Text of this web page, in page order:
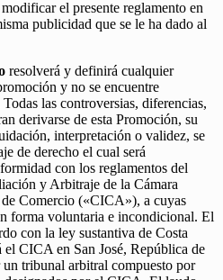
el presente reglamento en
publicidad que se le ha dado al
resolverá y definirá cualquier
y no se encuentre
las controversias, diferencias,
derivarse de esta Promoción, su
interpretación o validez, se
de derecho el cual será
con los reglamentos del
y Arbitraje de la Cámara
Comercio («CICA»), a cuyas
forma voluntaria e incondicional. El
con la ley sustantiva de Costa
CICA en San José, República de
tribunal arbitral compuesto por